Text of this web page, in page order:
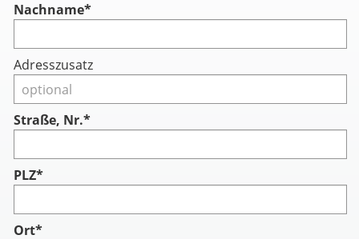
Nachname*
Adresszusatz
Straße, Nr.*
PLZ*
Ort*